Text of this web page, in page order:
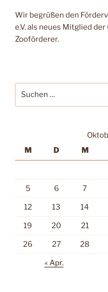
Wir begrüßen den
e.V. als neues Mitglied
Zooförderer.
nach:
M
D M
5 6 7
12 13 14
19 20 21
26 27 28
« Apr.